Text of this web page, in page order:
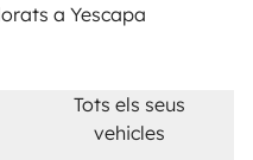
a Yescapa
Tots els seus
vehicles